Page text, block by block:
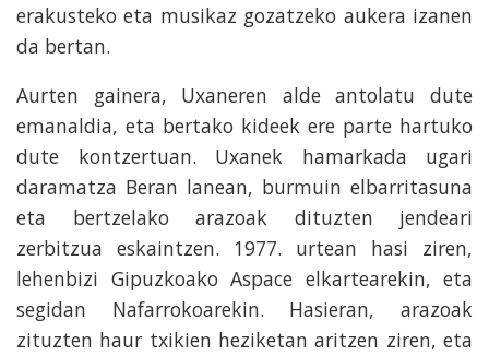
erakusteko eta musikaz gozatzeko aukera izanen
da bertan.
Aurten gainera, Uxaneren alde antolatu dute
emanaldia, eta bertako kideek ere parte hartuko
dute kontzertuan. Uxanek hamarkada ugari
daramatza Beran lanean, burmuin elbarritasuna
eta bertzelako arazoak dituzten jendeari
zerbitzua eskaintzen. 1977. urtean hasi ziren,
lehenbizi Gipuzkoako Aspace elkartearekin, eta
segidan Nafarrokoarekin. Hasieran, arazoak
zituzten haur txikien heziketan aritzen ziren, eta